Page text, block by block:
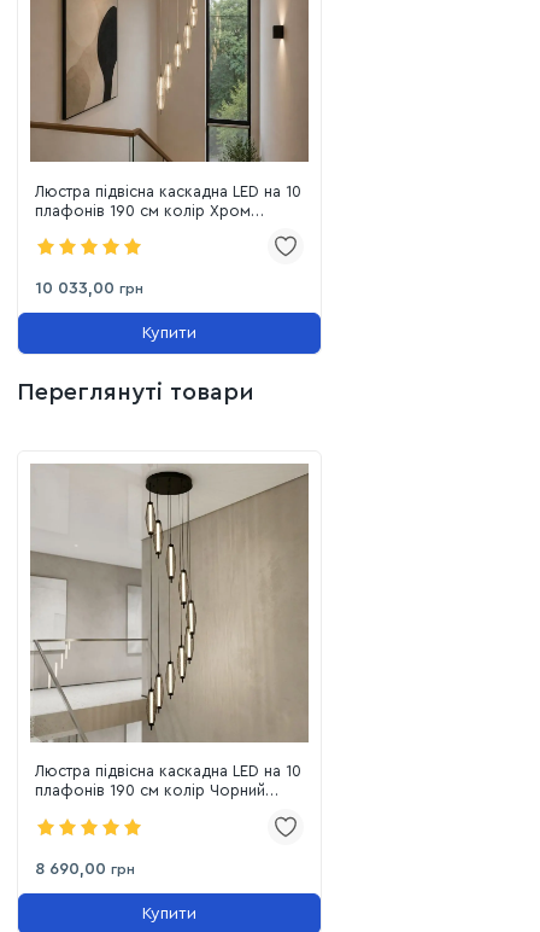
люстра наповнює великий простір м'якою та
гостинною аурою.
Люстра підвісна каскадна LED на 10
плафонів 190 см колір Хром
10 033,00 грн
Купити
Переглянуті товари
Люстра підвісна каскадна LED на 10
плафонів 190 см колір Чорний
8 690,00 грн
Купити